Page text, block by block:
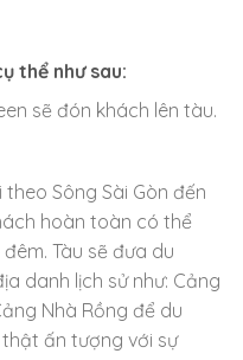
thể như sau:
sẽ đón khách lên tàu.
theo Sông Sài Gòn đến
hoàn toàn có thể
Tàu sẽ đưa du
danh lịch sử như: Cảng
Nhà Rồng để du
ấn tượng với sự